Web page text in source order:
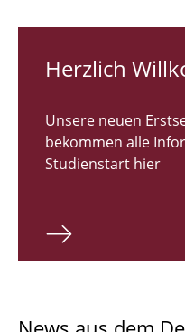
RUNDGANG 26
Bachelor Architektur
Master Architektur
Qualifikationsprofil
Herzlich
Unsere neuen
bekommen alle
Studienstart hier